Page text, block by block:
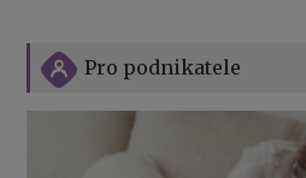
Pro podnikatele